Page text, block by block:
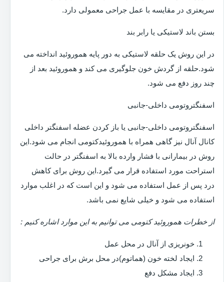
سریعتری در مقایسه با عمل جراحی معمولی دارد.
بستن باند لاستیکی یا رابر بند
در این روش یک حلقه لاستیکی به دور پایه هموروئید انداخته می
شود.حلقه از گردش خون جلوگیری می کند و هموروئید بعد از
چند روز دفع می شود.
اسفنگتروتومی داخلی-جانبی
اسفنگتروتومی داخلی-جانبی یا باز کردن عضله اسفنگتر داخلی
کانال آنال نیز گاهی همراه با هموروئیدکتومی انجام می شود.این
روش در بیمارانی با فشار وارده بالا به اسفنگتر در حالت
استراحت مورد استفاده قرار می گیرد.این روش برای کاهش
درد پس از عمل استفاده می شود و این است که در اغلب موارد
استفاده می شود و خیلی شایع نمی باشد.
از خطرات هموروئید کتومی می توانیم به این موارد اشاره کنیم :
خونریزی از آنال در محل عمل
ایجاد لخته خون (هماتوم)در محل برش برای جراحی
ایجاد مشکل دفع